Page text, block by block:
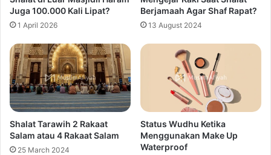
Juga 100.000 Kali Lipat?
1 April 2026
Berjamaah Agar Shaf Rapat?
13 August 2024
Shalat Tarawih 2 Rakaat
Salam atau 4 Rakaat Salam
25 March 2024
Status Wudhu Ketika
Menggunakan Make Up
Waterproof